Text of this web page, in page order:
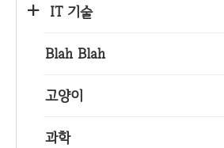
IT 기술
Blah Blah
고양이
과학